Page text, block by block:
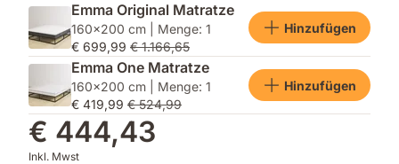
Emma Original Matratze
160x200 cm | Menge: 1
€ 699,99 € 1.166,65
Hinzufügen
Emma One Matratze
160x200 cm | Menge: 1
€ 419,99 € 524,99
Hinzufügen
€ 444,43
Inkl. Mwst